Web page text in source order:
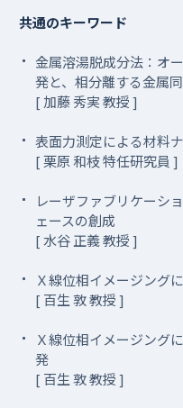
共通のキーワード
金属溶湯脱成分法：オ
発と、相分離する金属
[ 加藤 秀実 教授 ]
表面力測定による材料
[ 栗原 和枝 特任研究員 ]
レーザファブリケーシ
ェースの創成
[ 水谷 正義 教授 ]
Ｘ線位相イメージング
[ 百生 敦 教授 ]
Ｘ線位相イメージング
発
[ 百生 敦 教授 ]